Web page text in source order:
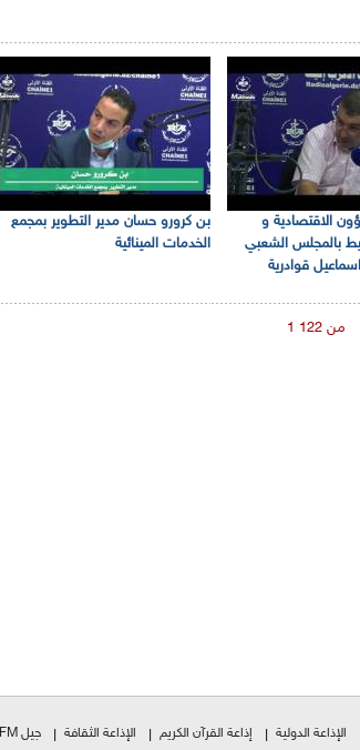
الاقتصادية و
بالمجلس الشعبي
قوادرية
بن كرورو حسان مدير التطوير بمجمع
الخدمات المينائية
1 من 122
الإذاعة الدولية إذاعة القرآن الكريم الإذاعة الثقافة جيل FM